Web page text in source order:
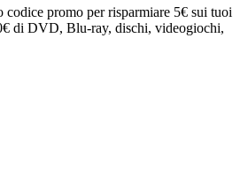
codice promo per risparmiare 5€ sui tuoi
di DVD, Blu-ray, dischi, videogiochi,